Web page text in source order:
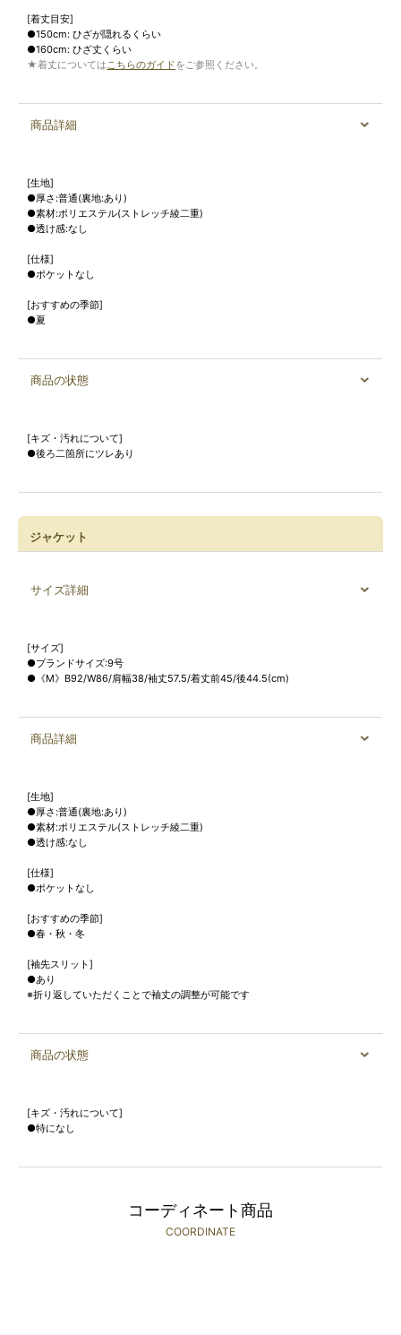
[着丈目安]
●150cm: ひざが隠れるくらい
●160cm: ひざ丈くらい
★着丈については こちらのガイドをご参照ください。
商品詳細
[生地]
●厚さ:普通(裏地:あり)
●素材:ポリエステル(ストレッチ綾二重)
●透け感:なし
[仕様]
●ポケットなし
[おすすめの季節]
●夏
商品の状態
[キズ・汚れについて]
●後ろ二箇所にツレあり
ジャケット
サイズ詳細
[サイズ]
●ブランドサイズ:9号
●《M》B92/W86/肩幅38/袖丈57.5/着丈前45/後44.5(cm)
商品詳細
[生地]
●厚さ:普通(裏地:あり)
●素材:ポリエステル(ストレッチ綾二重)
●透け感:なし
[仕様]
●ポケットなし
[おすすめの季節]
●春・秋・冬
[袖先スリット]
●あり
※折り返していただくことで袖丈の調整が可能です
商品の状態
[キズ・汚れについて]
●特になし
コーディネート商品
COORDINATE